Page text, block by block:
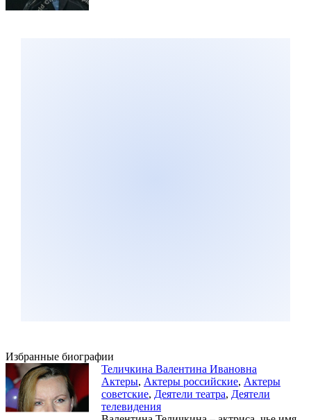
Избранные биографии
Теличкина Валентина Ивановна
Актеры, Актеры российские, Актеры
советские, Деятели театра, Деятели
телевидения